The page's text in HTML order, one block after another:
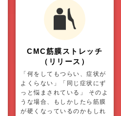
CMC筋膜ストレッチ
（リリース）
「何をしてもつらい、症状が
よくらない」「同じ症状にず
っと悩まされている」 そのよ
うな場合、もしかしたら筋膜
が硬くなっているのかもしれ